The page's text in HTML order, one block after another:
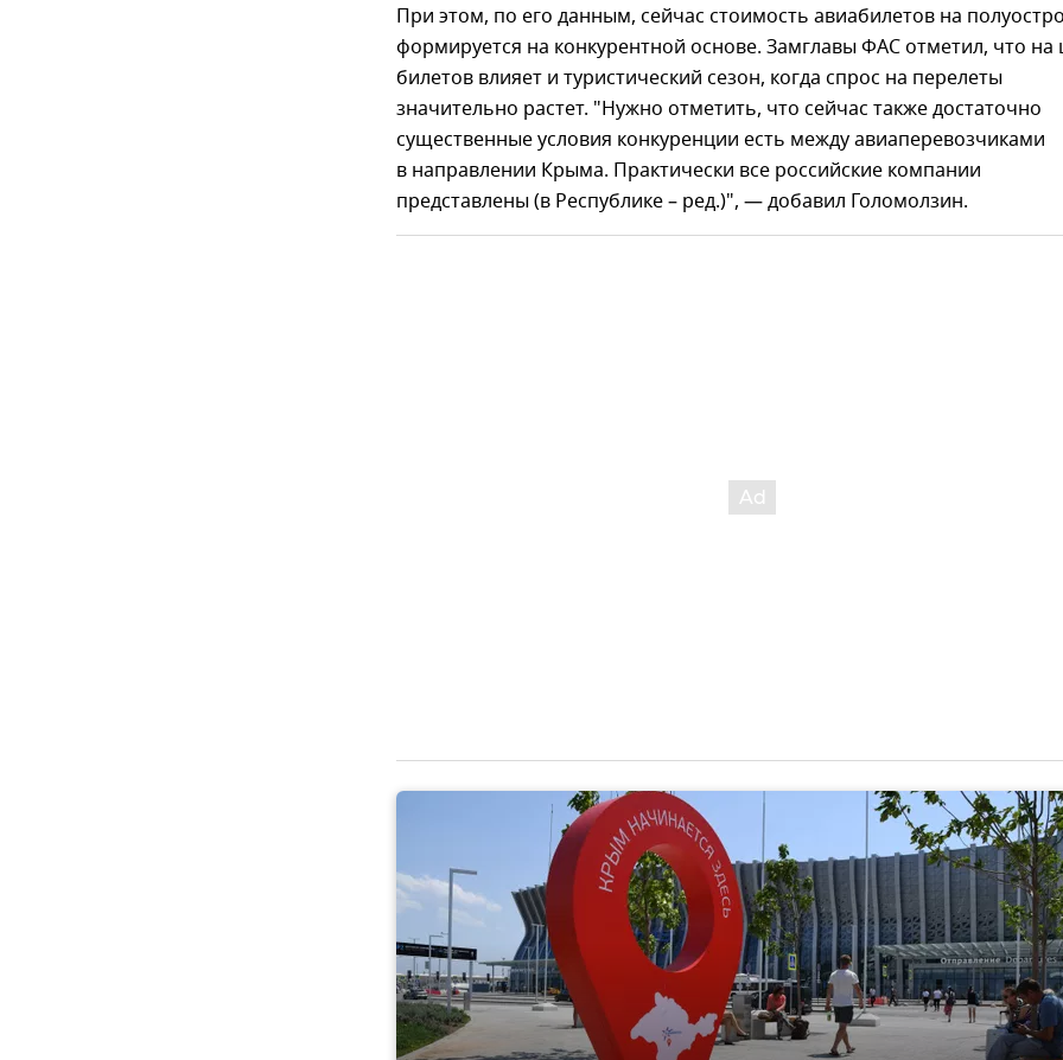
При этом, по его данным, сейчас стоимость авиабилетов на
формируется на конкурентной основе. Замглавы ФАС отметил, что на
билетов влияет и туристический сезон, когда спрос на перелеты
значительно растет. "Нужно отметить, что сейчас также достаточно
существенные условия конкуренции есть между авиаперевозчиками
в направлении Крыма. Практически все российские компании
представлены (в Республике – ред.)", — добавил Голомолзин.